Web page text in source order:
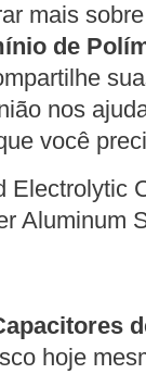
mais
de
nos
você
Electrolytic
Aluminum
hoje